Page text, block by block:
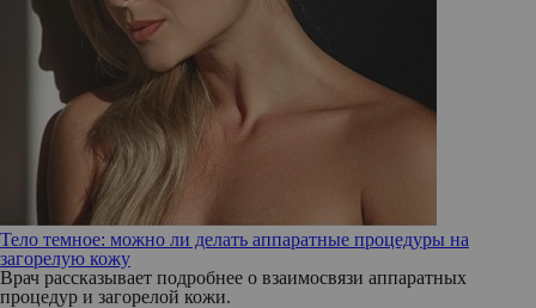
Тело темное: можно ли делать аппаратные процедуры на
загорелую кожу
Врач рассказывает подробнее о взаимосвязи аппаратных
процедур и загорелой кожи.